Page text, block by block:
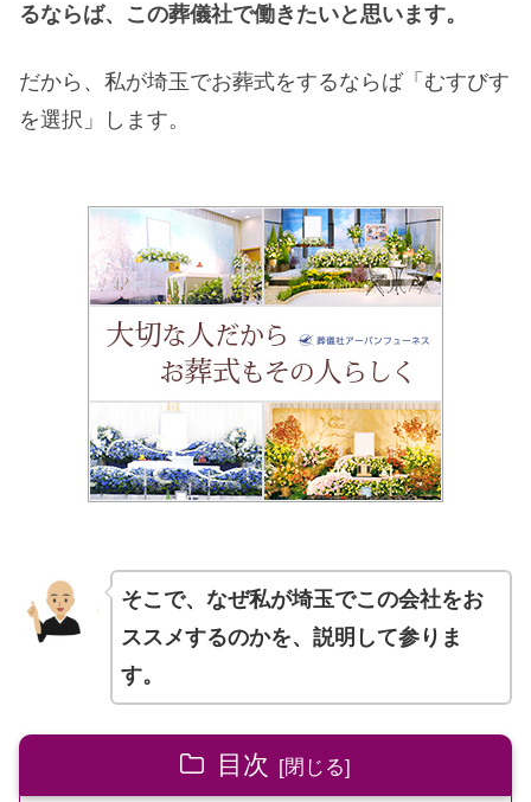
るならば、この葬儀社で働きたいと思います。
だから、私が埼玉でお葬式をするならば「むすびす
を選択」します。
そこで、なぜ私が埼玉でこの会社をお
ススメするのかを、説明して参りま
す。
目次